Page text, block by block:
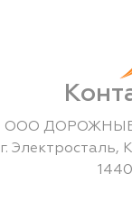
ООО
г. Электросталь,